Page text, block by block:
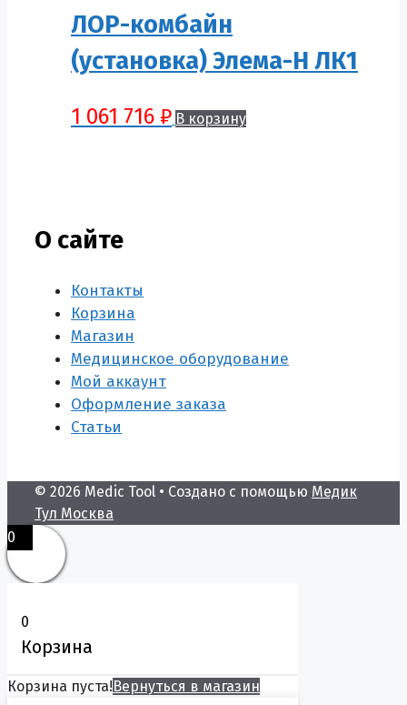
ЛОР-комбайн
(установка) Элема-Н ЛК1
1 061 716 ₽ В корзину
О сайте
Контакты
Корзина
Магазин
Медицинское оборудование
Мой аккаунт
Оформление заказа
Статьи
© 2026 Medic Tool • Создано с помощью Медик
Тул Москва
0
0
Корзина
Корзина пуста!Вернуться в магазин